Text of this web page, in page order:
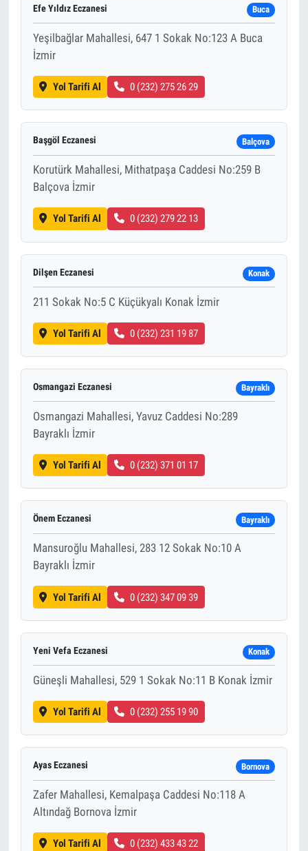
Efe Yıldız Eczanesi Buca
Yeşilbağlar Mahallesi, 647 1 Sokak No:123 A Buca
İzmir
Yol Tarifi Al 0 (232) 275 26 29
Başgöl Eczanesi Balçova
Korutürk Mahallesi, Mithatpaşa Caddesi No:259 B
Balçova İzmir
Yol Tarifi Al 0 (232) 279 22 13
Dilşen Eczanesi Konak
211 Sokak No:5 C Küçükyalı Konak İzmir
Yol Tarifi Al 0 (232) 231 19 87
Osmangazi Eczanesi Bayraklı
Osmangazi Mahallesi, Yavuz Caddesi No:289
Bayraklı İzmir
Yol Tarifi Al 0 (232) 371 01 17
Önem Eczanesi Bayraklı
Mansuroğlu Mahallesi, 283 12 Sokak No:10 A
Bayraklı İzmir
Yol Tarifi Al 0 (232) 347 09 39
Yeni Vefa Eczanesi Konak
Güneşli Mahallesi, 529 1 Sokak No:11 B Konak İzmir
Yol Tarifi Al 0 (232) 255 19 90
Ayas Eczanesi Bornova
Zafer Mahallesi, Kemalpaşa Caddesi No:118 A
Altındağ Bornova İzmir
Yol Tarifi Al 0 (232) 433 43 22